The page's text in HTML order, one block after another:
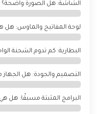
الشاشة: هل الصورة واضحة؟
لوحة المفاتيح والماوس: هل
البطارية: كم تدوم الشحنة
التصميم والجودة: هل
البرامج المثبتة مسبقًا: هل